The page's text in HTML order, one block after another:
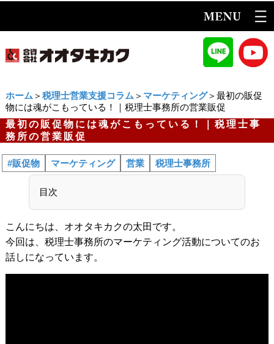
ホーム ＞ 税理士営業支援コラム ＞ マーケティング＞最初の販促
物には魂がこもっている！｜税理士事務所の営業販促
最初の販促物には魂がこもっている！｜税理士事
務所の営業販促
#販促物 マーケティング 営業 税理士事務所
目次
こんにちは、オオタキカクの太田です。
今回は、税理士事務所のマーケティング活動についてのお
話しになっています。